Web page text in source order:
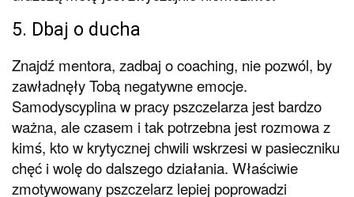
5. Dbaj o ducha
Znajdź mentora, zadbaj o coaching, nie pozwól, by
zawładnęły Tobą negatywne emocje.
Samodyscyplina w pracy pszczelarza jest bardzo
ważna, ale czasem i tak potrzebna jest rozmowa z
kimś, kto w krytycznej chwili wskrzesi w pasieczniku
chęć i wolę do dalszego działania. Właściwie
zmotywowany pszczelarz lepiej poprowadzi